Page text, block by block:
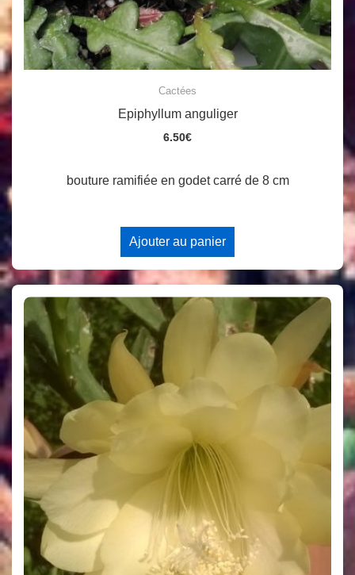
Cactées
Epiphyllum anguliger
6.50€
bouture ramifiée en godet carré de 8 cm
Ajouter au panier